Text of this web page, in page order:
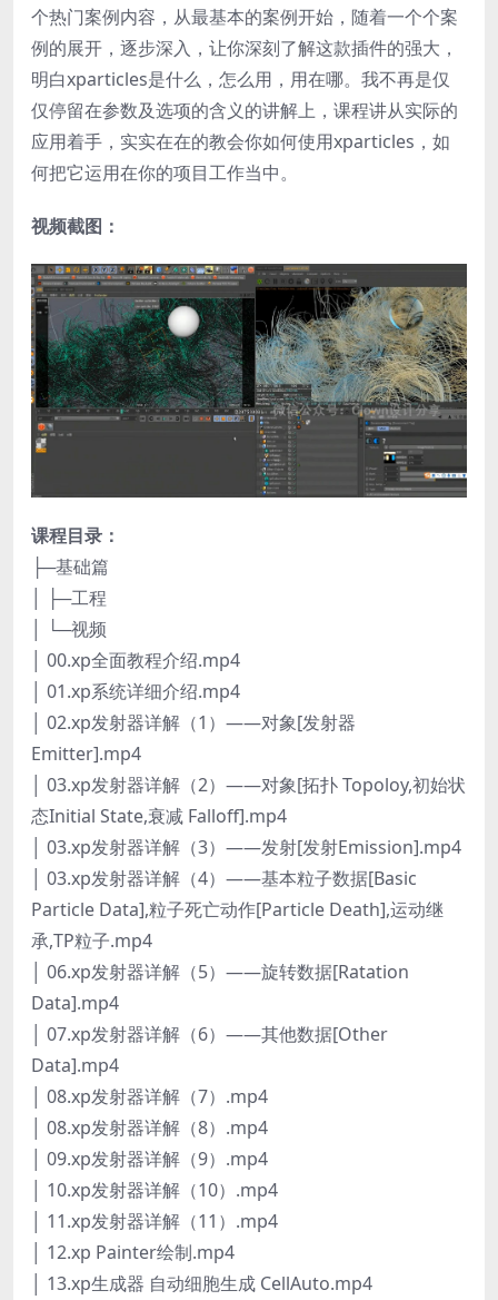
个热门案例内容，从最基本的案例开始，随着一个个案
例的展开，逐步深入，让你深刻了解这款插件的强大，
明白xparticles是什么，怎么用，用在哪。我不再是仅
仅停留在参数及选项的含义的讲解上，课程讲从实际的
应用着手，实实在在的教会你如何使用xparticles，如
何把它运用在你的项目工作当中。
视频截图：
课程目录：
├─基础篇
│ ├─工程
│ └─视频
│ 00.xp全面教程介绍.mp4
│ 01.xp系统详细介绍.mp4
│ 02.xp发射器详解（1）——对象[发射器
Emitter].mp4
│ 03.xp发射器详解（2）——对象[拓扑 Topoloy,初始状
态Initial State,衰减 Falloff].mp4
│ 03.xp发射器详解（3）——发射[发射Emission].mp4
│ 03.xp发射器详解（4）——基本粒子数据[Basic
Particle Data],粒子死亡动作[Particle Death],运动继
承,TP粒子.mp4
│ 06.xp发射器详解（5）——旋转数据[Ratation
Data].mp4
│ 07.xp发射器详解（6）——其他数据[Other
Data].mp4
│ 08.xp发射器详解（7）.mp4
│ 08.xp发射器详解（8）.mp4
│ 09.xp发射器详解（9）.mp4
│ 10.xp发射器详解（10）.mp4
│ 11.xp发射器详解（11）.mp4
│ 12.xp Painter绘制.mp4
│ 13.xp生成器 自动细胞生成 CellAuto.mp4